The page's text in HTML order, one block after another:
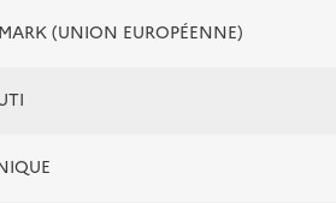
(UNION EUROPÉENNE)